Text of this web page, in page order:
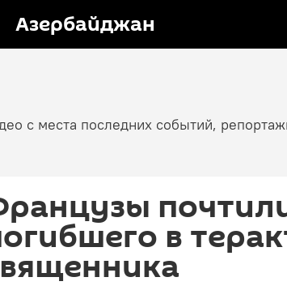
Азербайджан
с места последних событий,
в